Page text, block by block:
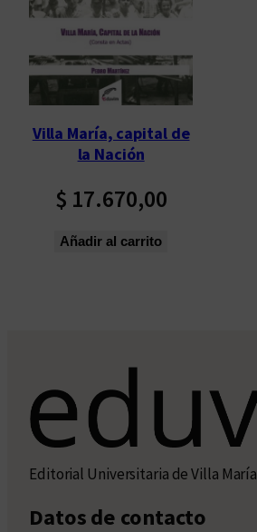
Villa María, capital de
la Nación
$ 17.670,00
Añadir al carrito
Editorial Universitaria de Villa María
Datos de contacto